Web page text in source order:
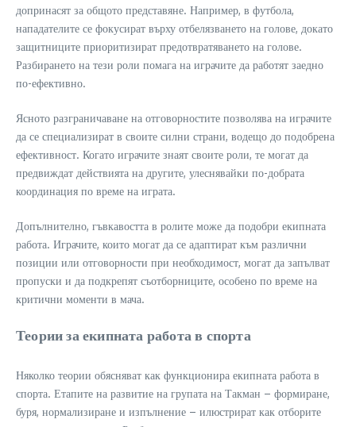
допринасят за общото представяне. Например, в футбола,
нападателите се фокусират върху отбелязването на голове, докато
защитниците приоритизират предотвратяването на голове.
Разбирането на тези роли помага на играчите да работят заедно
по-ефективно.
Ясното разграничаване на отговорностите позволява на играчите
да се специализират в своите силни страни, водещо до подобрена
ефективност. Когато играчите знаят своите роли, те могат да
предвиждат действията на другите, улеснявайки по-добрата
координация по време на играта.
Допълнително, гъвкавостта в ролите може да подобри екипната
работа. Играчите, които могат да се адаптират към различни
позиции или отговорности при необходимост, могат да запълват
пропуски и да подкрепят съотборниците, особено по време на
критични моменти в мача.
Теории за екипната работа в спорта
Няколко теории обясняват как функционира екипната работа в
спорта. Етапите на развитие на групата на Такман – формиране,
буря, нормализиране и изпълнение – илюстрират как отборите